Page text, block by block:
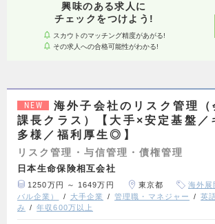
興味のある求人に
チェックをつけよう!
スカウトのマッチング精度があがる!
その求人への合格可能性がわかる!
NEW
海外子会社のリスク管理（
課長クラス）【大手×安定基盤／
多様／福利厚生◎】
リスク管理・与信管理・債権管理
日本生命保険相互会社
1250万円 ～ 1649万円 東京都
海外展
バル企業）
大手企業 管理職・マネジャー 英
み
年収600万以上